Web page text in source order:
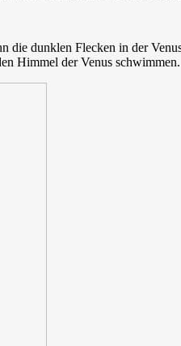
dunklen Flecken in der
Himmel der Venus schwimmen.